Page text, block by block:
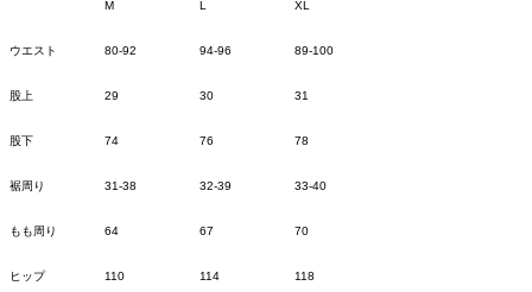
M L XL
ウエスト 80-92 94-96 89-100
股上 29 30 31
股下 74 76 78
裾周り 31-38 32-39 33-40
もも周り 64 67 70
ヒップ 110 114 118